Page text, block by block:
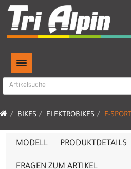
TOGGLE NAVIGATION
BIKES ELEKTROBIKES E-SPORT
MODELL PRODUKTDETAILS
FRAGEN ZUM ARTIKEL